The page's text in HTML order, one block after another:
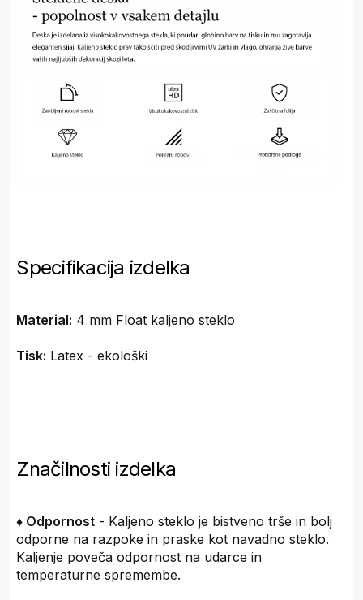
Specifikacija izdelka
Material: 4 mm Float kaljeno steklo
Tisk: Latex - ekološki
Značilnosti izdelka
♦ Odpornost - Kaljeno steklo je bistveno trše in bolj
odporne na razpoke in praske kot navadno steklo.
Kaljenje poveča odpornost na udarce in
temperaturne spremembe.